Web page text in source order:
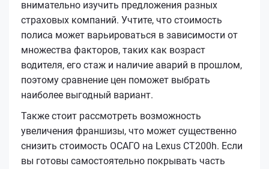
внимательно изучить предложения разных
страховых компаний. Учтите, что стоимость
полиса может варьироваться в зависимости от
множества факторов, таких как возраст
водителя, его стаж и наличие аварий в прошлом,
поэтому сравнение цен поможет выбрать
наиболее выгодный вариант.
Также стоит рассмотреть возможность
увеличения франшизы, что может существенно
снизить стоимость ОСАГО на Lexus CT200h. Если
вы готовы самостоятельно покрывать часть